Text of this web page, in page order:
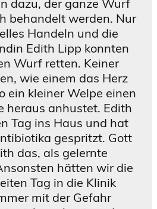
dazu, der ganze Wurf
behandelt werden. Nur
Handeln und die
Edith Lipp konnten
Wurf retten. Keiner
wie einem das Herz
ein kleiner Welpe einen
heraus anhustet. Edith
Tag ins Haus und hat
gespritzt. Gott
das, als gelernte
hätten wir die
Tag in die Klinik
mit der Gefahr